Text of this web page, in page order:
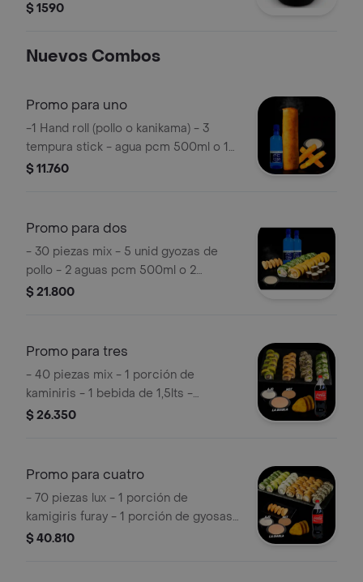
$ 1590
Nuevos Combos
Promo para uno
-1 Hand roll (pollo o kanikama) - 3
tempura stick - agua pcm 500ml o 1
bebida en lata - 1 salsa acevichada
$ 11.760
Promo para dos
- 30 piezas mix - 5 unid gyozas de
pollo - 2 aguas pcm 500ml o 2
bebidas en lata- 1 salsa acevichada
$ 21.800
Promo para tres
- 40 piezas mix - 1 porción de
kaminiris - 1 bebida de 1,5lts -
triología de salsas
$ 26.350
Promo para cuatro
- 70 piezas lux - 1 porción de
kamigiris furay - 1 porción de gyosas
pollo - 1 bebida de 1,5 lts - 1 trilogía de
$ 40.810